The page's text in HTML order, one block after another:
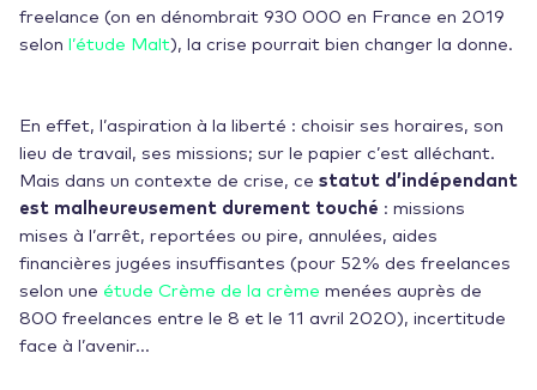
freelance (on en dénombrait 930 000 en France en 2019
selon l’étude Malt), la crise pourrait bien changer la donne.
En effet, l’aspiration à la liberté : choisir ses horaires, son
lieu de travail, ses missions; sur le papier c’est alléchant.
Mais dans un contexte de crise, ce statut d’indépendant
est malheureusement durement touché : missions
mises à l’arrêt, reportées ou pire, annulées, aides
financières jugées insuffisantes (pour 52% des freelances
selon une étude Crème de la crème menées auprès de
800 freelances entre le 8 et le 11 avril 2020), incertitude
face à l’avenir…